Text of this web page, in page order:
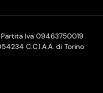
Iva 09463750019
C.C.I.A.A. di Torino